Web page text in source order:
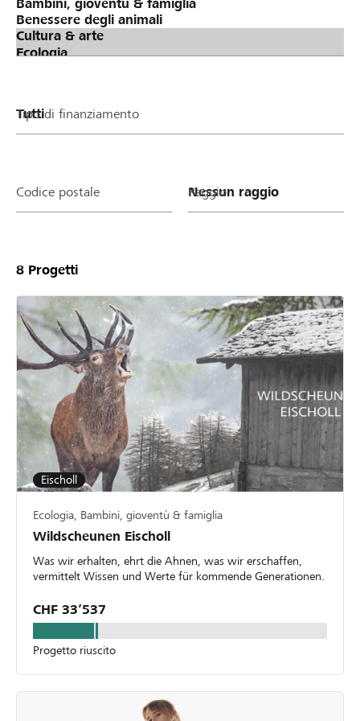
Tipo di finanziamento
Codice postale Raggio
8 Progetti
Eischoll
Ecologia, Bambini, gioventù & famiglia
Wildscheunen Eischoll
Was wir erhalten, ehrt die Ahnen, was wir erschaffen,
vermittelt Wissen und Werte für kommende Generationen.
CHF 33’537
Progetto riuscito